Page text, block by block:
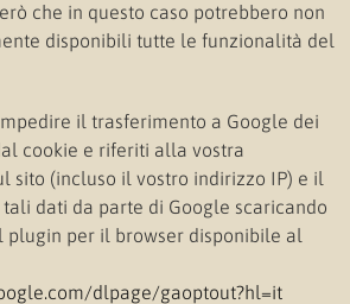
che in questo caso potrebbero non
disponibili tutte le funzionalità del
il trasferimento a Google dei
cookie e riferiti alla vostra
sito (incluso il vostro indirizzo IP) e il
dati da parte di Google scaricando
plugin per il browser disponibile al
dlpage/gaoptout?hl=it